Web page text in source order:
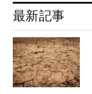
最新記事